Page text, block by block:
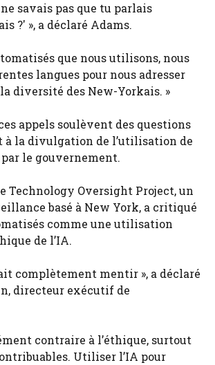
savais pas que tu parlais
?' », a déclaré Adams.
que nous utilisons, nous
langues pour nous adresser
diversité des New-Yorkais. »
appels soulèvent des questions
à la divulgation de l’utilisation de
le gouvernement.
Technology Oversight Project, un
basé à New York, a critiqué
comme une utilisation
de l’IA.
complètement mentir », a déclaré
directeur exécutif de
contraire à l’éthique, surtout
Utiliser l’IA pour